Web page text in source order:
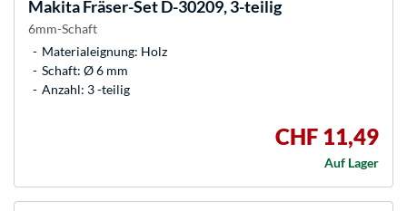
MakitaFräser-Set D-30209, 3-teilig
6mm-Schaft
Materialeignung: Holz
Schaft: Ø 6 mm
Anzahl: 3 -teilig
CHF 11,49
Auf Lager